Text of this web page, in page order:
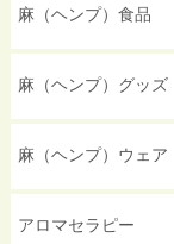
麻（ヘンプ）食品
麻（ヘンプ）グッズ
麻（ヘンプ）ウェア
アロマセラピー